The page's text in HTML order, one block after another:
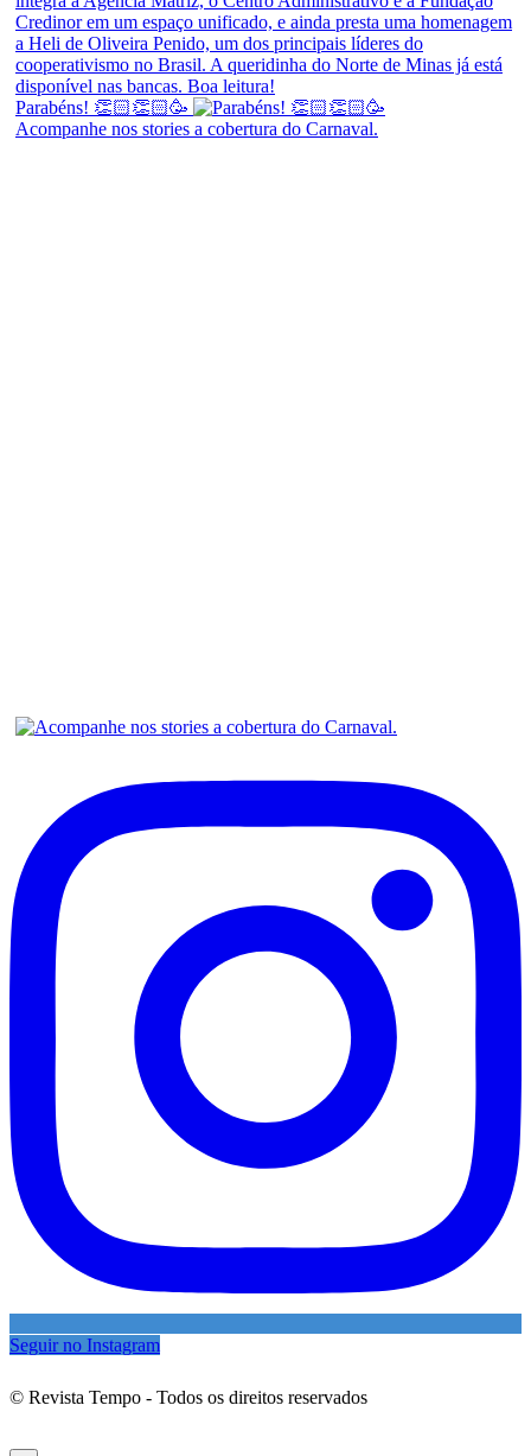
Parabéns! 👏🏻👏🏻🥳
Acompanhe nos stories a cobertura do Carnaval.
Seguir no Instagram
© Revista Tempo - Todos os direitos reservados